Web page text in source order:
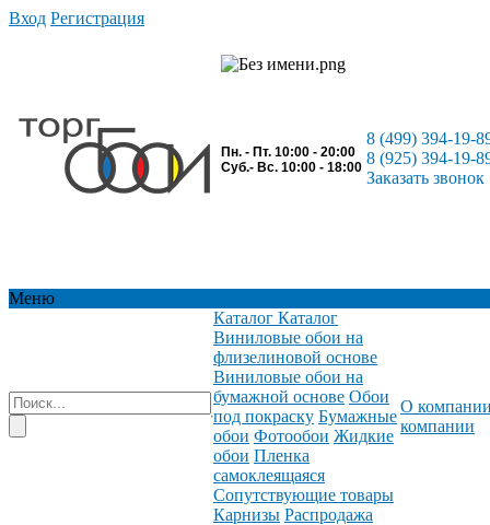
Вход Регистрация
Пн. - Пт. 10:00 - 20:00
Суб.- Вс. 10:00 - 18:00
8 (499) 394-19-
8 (925) 394-19-
Заказать звонок
Меню
Каталог Каталог
Виниловые обои на
флизелиновой основе
Виниловые обои на
бумажной основе Обои
под покраску Бумажные
обои Фотообои Жидкие
обои Пленка
самоклеящаяся
Сопутствующие товары
Карнизы Распродажа
О
компании